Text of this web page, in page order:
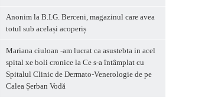
Anonim la B.I.G. Berceni, magazinul care avea
totul sub același acoperiș
Mariana ciuloan -am lucrat ca asustebta in acel
spital xe boli cronice la Ce s-a întâmplat cu
Spitalul Clinic de Dermato-Venerologie de pe
Calea Șerban Vodă